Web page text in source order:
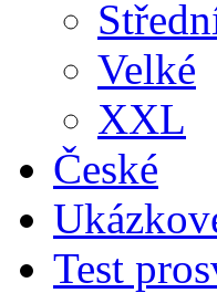
Velké
XXL
České
Test